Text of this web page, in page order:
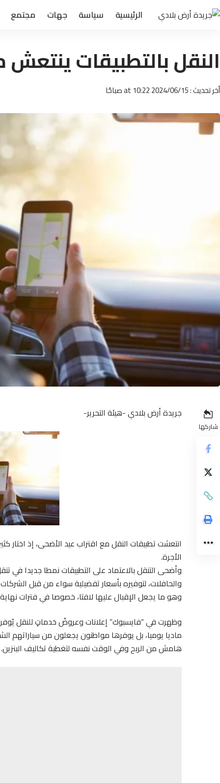
الرئيسية سياسة جهات مجتمع
النقل بالتطبيقات
أخر تحديث : 2024/06/15 at 10:22 صباحًا
شاركها
جريدة أرض بلادي -هيئة التحرير-
انتعشت تطبيقات النقل مع اقتراب عيد الأضحى، إذ اختار
الأجرة.
وأضحى التنقل بالاعتماد على التطبيقات نمطا جديدا في
والحافلات، لتوفيره بأسعار تفضيلية سواء من قبل
وهو ما يجعل الإقبال عليها لافتا، خصوصا في فترات
وظهرت في “فايسبوك” إعلانات وعروضُ خدماتٍ للنقل
ماديا يوميا، بل يوفرها مواطنون يجعلون من سياراتهم
هامش من الربح وفي الوقت نفسه لتغطية تكاليف البنزين.